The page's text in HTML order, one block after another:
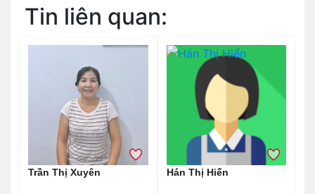
Tin liên quan:
Trần Thị Xuyên Hán Thị Hiến